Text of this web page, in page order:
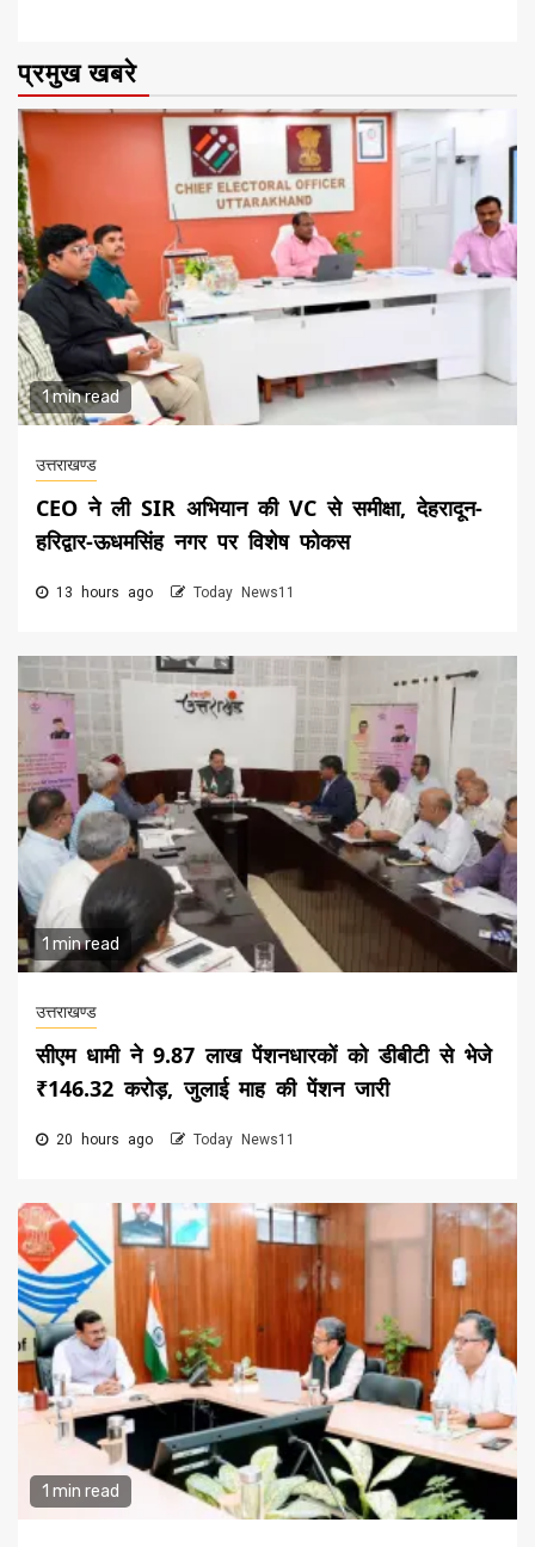
प्रमुख खबरे
1 min read
उत्तराखण्ड
CEO ने ली SIR अभियान की VC से समीक्षा, देहरादून-
हरिद्वार-ऊधमसिंह नगर पर विशेष फोकस
13 hours ago Today News11
1 min read
उत्तराखण्ड
सीएम धामी ने 9.87 लाख पेंशनधारकों को डीबीटी से भेजे
₹146.32 करोड़, जुलाई माह की पेंशन जारी
20 hours ago Today News11
1 min read